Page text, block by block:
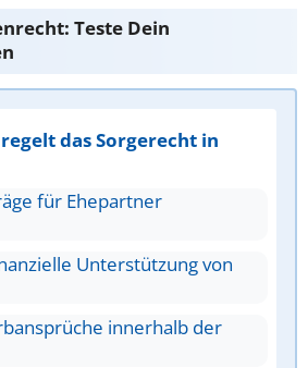
Teste Dein
das Sorgerecht in
für Ehepartner
Unterstützung von
innerhalb der